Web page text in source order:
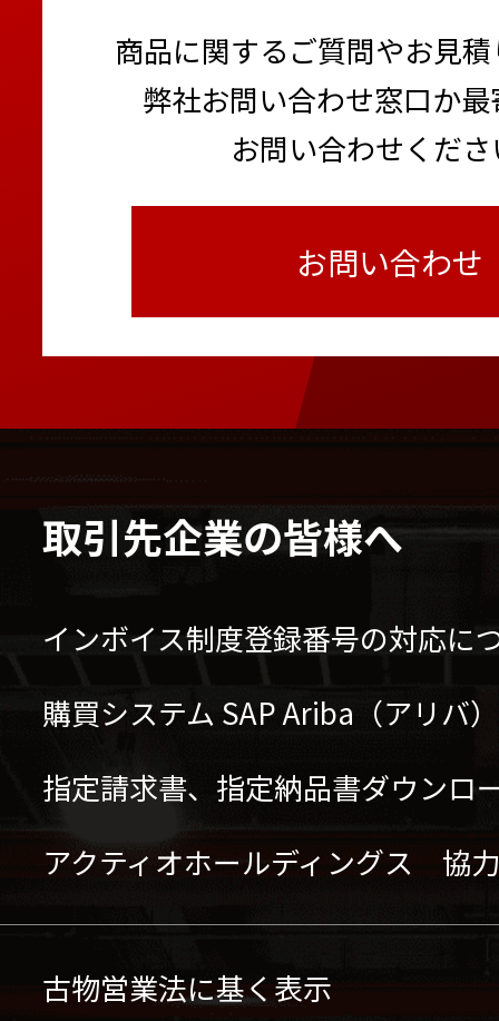
商品に関するご質問やお見
弊社お問い合わせ窓口か
お問い合わせくだ
お問い合わせ
取引先企業の皆様へ
インボイス制度登録番号の対応に
購買システム SAP Ariba（アリバ
指定請求書、指定納品書ダウンロ
アクティオホールディングス 協
古物営業法に基く表示